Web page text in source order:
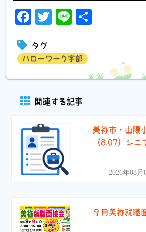
Facebook
Twitter
Line
タグ
ハローワーク宇部
関連する記事
美祢市・山陽
（8.07）シニ
2026年08月
９月美祢就職